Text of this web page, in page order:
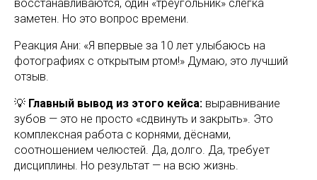
восстанавливаются, один «треугольник» слегка
заметен. Но это вопрос времени.
Реакция Ани: «Я впервые за 10 лет улыбаюсь на
фотографиях с открытым ртом!» Думаю, это лучший
отзыв.
💡 Главный вывод из этого кейса: выравнивание
зубов — это не просто «сдвинуть и закрыть». Это
комплексная работа с корнями, дёснами,
соотношением челюстей. Да, долго. Да, требует
дисциплины. Но результат — на всю жизнь.